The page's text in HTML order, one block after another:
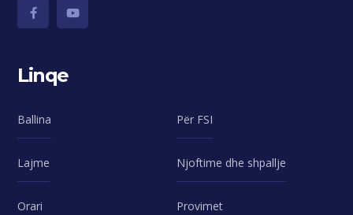
Linqe
Ballina Për FSI
Lajme Njoftime dhe shpallje
Orari Provimet